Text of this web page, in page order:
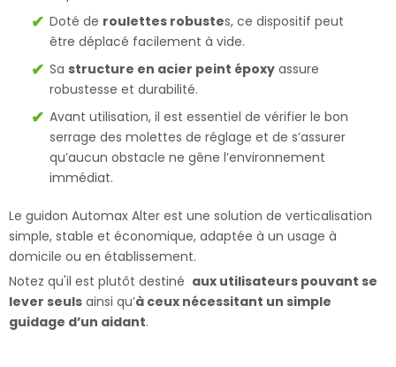
Doté de roulettes robustes, ce dispositif peut
être déplacé facilement à vide.
Sa structure en acier peint époxy assure
robustesse et durabilité.
Avant utilisation, il est essentiel de vérifier le bon
serrage des molettes de réglage et de s’assurer
qu’aucun obstacle ne gêne l’environnement
immédiat.
Le guidon Automax Alter est une solution de verticalisation
simple, stable et économique, adaptée à un usage à
domicile ou en établissement.
Notez qu'il est plutôt destiné aux utilisateurs pouvant se
lever seuls ainsi qu’à ceux nécessitant un simple
guidage d’un aidant.